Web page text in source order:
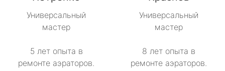
Универсальный
мастер
5 лет опыта в
ремонте аэраторов.
Универсальный
мастер
8 лет опыта в
ремонте аэраторов.